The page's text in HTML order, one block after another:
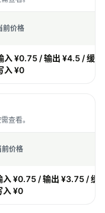
前价格
入 ¥0.75 / 输出 ¥4.5 / 缓
入 ¥0
查看。
前价格
入 ¥0.75 / 输出 ¥3.75 / 缓
入 ¥0